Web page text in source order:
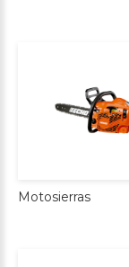
Motosierras